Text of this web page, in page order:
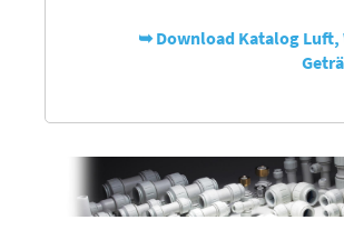
➥ Download Katalog Luft,